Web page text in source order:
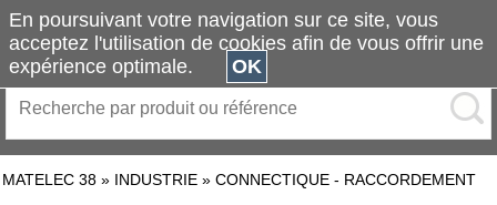
MATELEC 38 » INDUSTRIE » CONNECTIQUE - RACCORDEMENT
En poursuivant votre navigation sur ce site, vous
acceptez l'utilisation de cookies afin de vous offrir une
expérience optimale.
OK